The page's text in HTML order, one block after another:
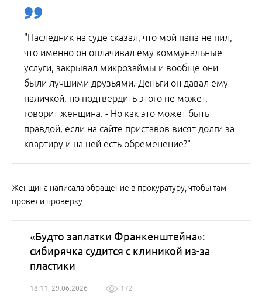
"Наследник на суде сказал, что мой папа не пил,
что именно он оплачивал ему коммунальные
услуги, закрывал микрозаймы и вообще они
были лучшими друзьями. Деньги он давал ему
наличкой, но подтвердить этого не может, -
говорит женщина. - Но как это может быть
правдой, если на сайте приставов висят долги за
квартиру и на ней есть обременение?"
Женщина написала обращение в прокуратуру, чтобы там
провели проверку.
«Будто заплатки Франкенштейна»:
сибирячка судится с клиникой из-за
пластики
18:11, 29.06.2026 172